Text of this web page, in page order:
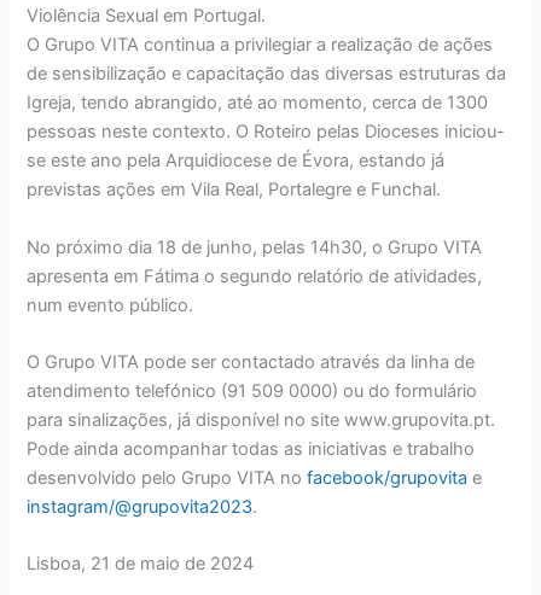
Violência Sexual em Portugal.
O Grupo VITA continua a privilegiar a realização de ações
de sensibilização e capacitação das diversas estruturas da
Igreja, tendo abrangido, até ao momento, cerca de 1300
pessoas neste contexto. O Roteiro pelas Dioceses iniciou-
se este ano pela Arquidiocese de Évora, estando já
previstas ações em Vila Real, Portalegre e Funchal.
No próximo dia 18 de junho, pelas 14h30, o Grupo VITA
apresenta em Fátima o segundo relatório de atividades,
num evento público.
O Grupo VITA pode ser contactado através da linha de
atendimento telefónico (91 509 0000) ou do formulário
para sinalizações, já disponível no site www.grupovita.pt.
Pode ainda acompanhar todas as iniciativas e trabalho
desenvolvido pelo Grupo VITA nofacebook/grupovita e
instagram/@grupovita2023.
Lisboa, 21 de maio de 2024